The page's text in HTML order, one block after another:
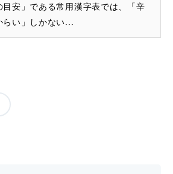
安」である常用漢字表では、「辛
らい」しかない...